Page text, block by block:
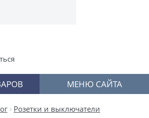
МЕНЮ САЙТА
Розетки и выключатели